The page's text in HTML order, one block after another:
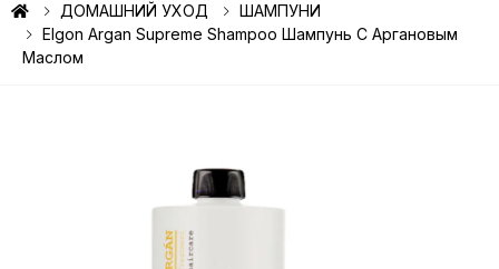
ДОМАШНИЙ УХОД
ШАМПУНИ
Elgon Argan Supreme Shampoo Шампунь С Аргановым
Маслом